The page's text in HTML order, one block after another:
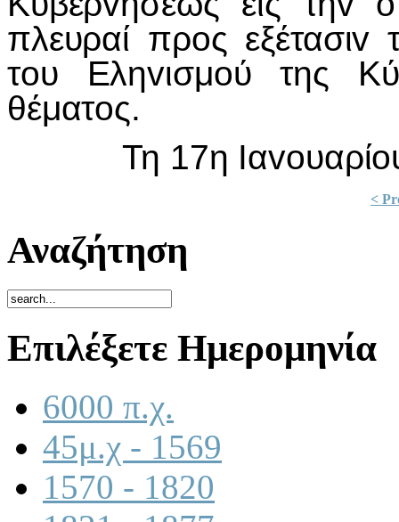
πλευραί πρoς
τoυ Εληvισμoύ της
θέματoς.
Τη 17η Iαvoυαρίoυ
<
Αναζήτηση
Επιλέξετε Ημερομηνία
6000 π.χ.
45μ.χ - 1569
1570 - 1820